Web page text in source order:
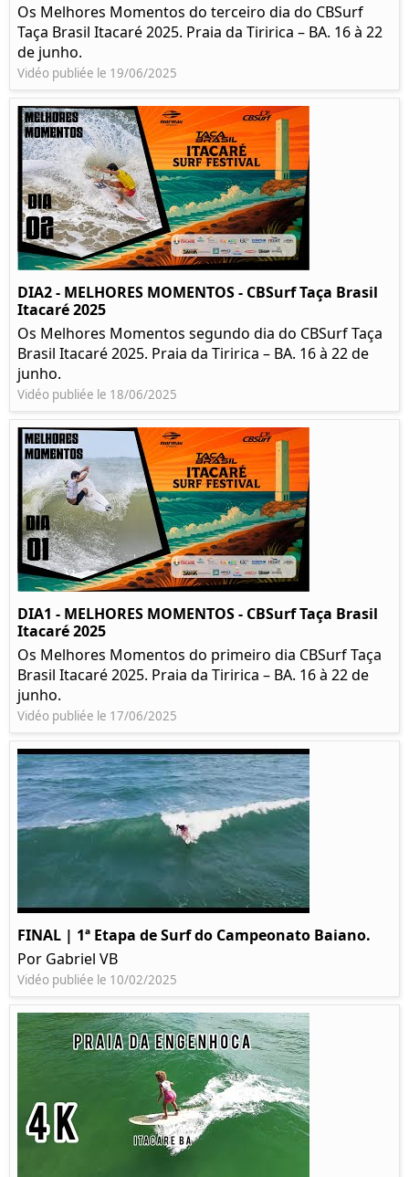
Os Melhores Momentos do terceiro dia do CBSurf
Taça Brasil Itacaré 2025. Praia da Tiririca – BA. 16 à 22
de junho.
Vidéo publiée le 19/06/2025
DIA2 - MELHORES MOMENTOS - CBSurf Taça Brasil
Itacaré 2025
Os Melhores Momentos segundo dia do CBSurf Taça
Brasil Itacaré 2025. Praia da Tiririca – BA. 16 à 22 de
junho.
Vidéo publiée le 18/06/2025
DIA1 - MELHORES MOMENTOS - CBSurf Taça Brasil
Itacaré 2025
Os Melhores Momentos do primeiro dia CBSurf Taça
Brasil Itacaré 2025. Praia da Tiririca – BA. 16 à 22 de
junho.
Vidéo publiée le 17/06/2025
FINAL | 1ª Etapa de Surf do Campeonato Baiano.
Por Gabriel VB
Vidéo publiée le 10/02/2025